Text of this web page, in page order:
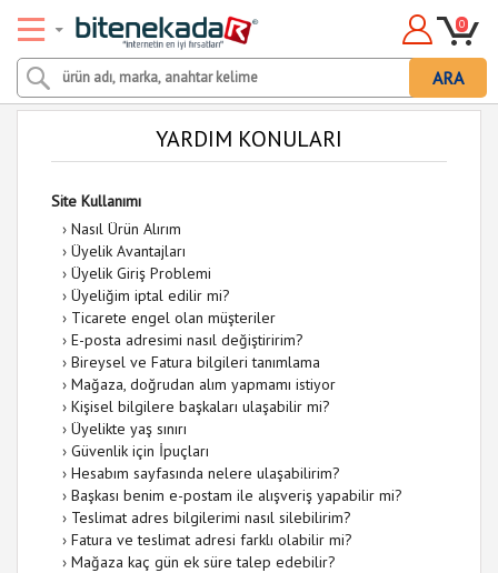
ARA
0
YARDIM KONULARI
Site Kullanımı
› Nasıl Ürün Alırım
› Üyelik Avantajları
› Üyelik Giriş Problemi
› Üyeliğim iptal edilir mi?
› Ticarete engel olan müşteriler
› E-posta adresimi nasıl değiştiririm?
› Bireysel ve Fatura bilgileri tanımlama
› Mağaza, doğrudan alım yapmamı istiyor
› Kişisel bilgilere başkaları ulaşabilir mi?
› Üyelikte yaş sınırı
› Güvenlik için İpuçları
› Hesabım sayfasında nelere ulaşabilirim?
› Başkası benim e-postam ile alışveriş yapabilir mi?
› Teslimat adres bilgilerimi nasıl silebilirim?
› Fatura ve teslimat adresi farklı olabilir mi?
› Mağaza kaç gün ek süre talep edebilir?